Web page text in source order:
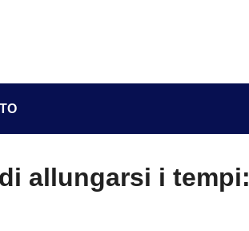
allungarsi i tempi: